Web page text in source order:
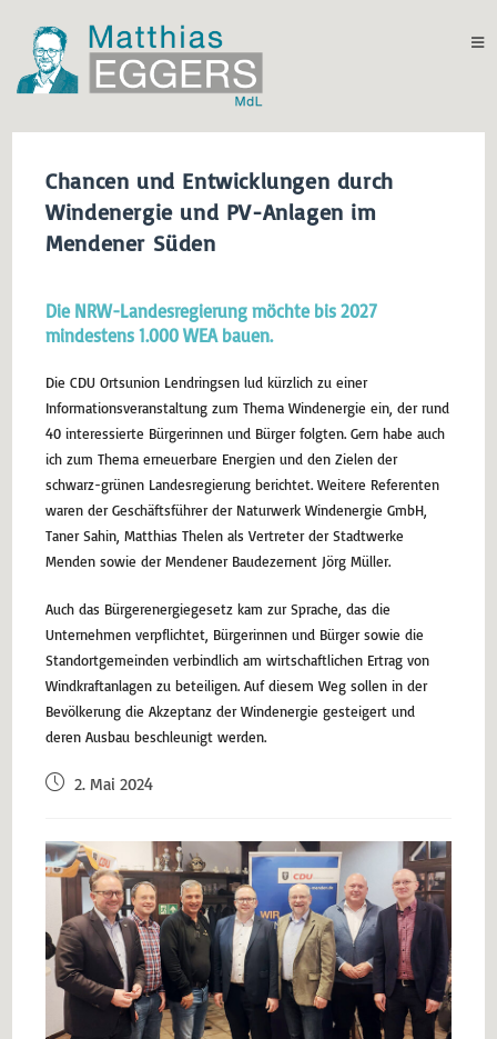
Chancen und Entwicklungen durch
Windenergie und PV-Anlagen im
Mendener Süden
Die NRW-Landesregierung möchte bis 2027
mindestens 1.000 WEA bauen.
Die CDU Ortsunion Lendringsen lud kürzlich zu einer
Informationsveranstaltung zum Thema Windenergie ein, der rund
40 interessierte Bürgerinnen und Bürger folgten. Gern habe auch
ich zum Thema erneuerbare Energien und den Zielen der
schwarz-grünen Landesregierung berichtet. Weitere Referenten
waren der Geschäftsführer der Naturwerk Windenergie GmbH,
Taner Sahin, Matthias Thelen als Vertreter der Stadtwerke
Menden sowie der Mendener Baudezernent Jörg Müller.
Auch das Bürgerenergiegesetz kam zur Sprache, das die
Unternehmen verpflichtet, Bürgerinnen und Bürger sowie die
Standortgemeinden verbindlich am wirtschaftlichen Ertrag von
Windkraftanlagen zu beteiligen. Auf diesem Weg sollen in der
Bevölkerung die Akzeptanz der Windenergie gesteigert und
deren Ausbau beschleunigt werden.
2. Mai 2024